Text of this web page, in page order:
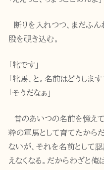
断りを入れつつ、まだふん
股を覗き込む。
「牝です」
「牝馬、と。名前はどうします
「そうだなぁ」
昔のあいつの名前を憶え
粋の軍馬として育てたから
ないが、それを名前として
えなくなる。だからわざと